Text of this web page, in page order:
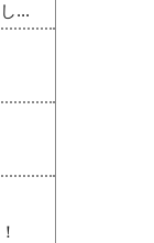
...